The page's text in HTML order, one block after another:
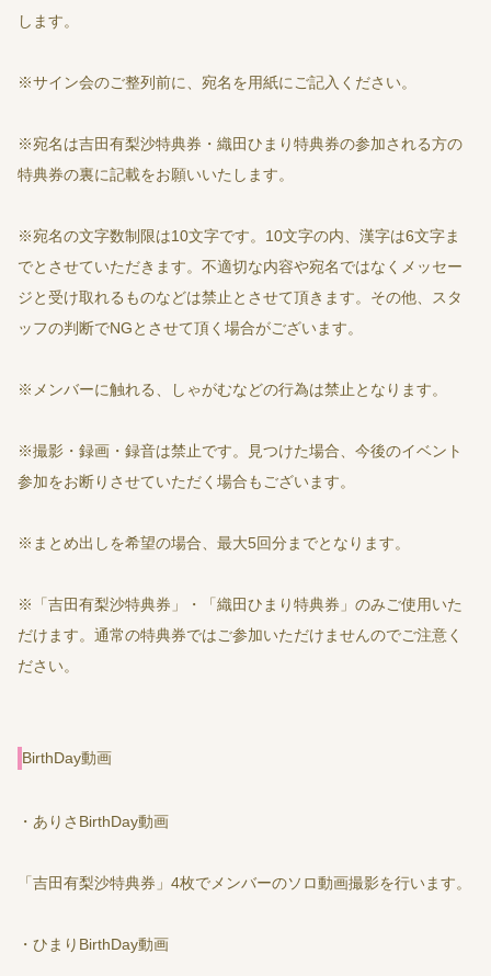
します。
※サイン会のご整列前に、宛名を用紙にご記入ください。
※宛名は吉田有梨沙特典券・織田ひまり特典券の参加される方の
特典券の裏に記載をお願いいたします。
※宛名の文字数制限は10文字です。10文字の内、漢字は6文字ま
でとさせていただきます。不適切な内容や宛名ではなくメッセー
ジと受け取れるものなどは禁止とさせて頂きます。その他、スタ
ッフの判断でNGとさせて頂く場合がございます。
※メンバーに触れる、しゃがむなどの行為は禁止となります。
※撮影・録画・録音は禁止です。見つけた場合、今後のイベント
参加をお断りさせていただく場合もございます。
※まとめ出しを希望の場合、最大5回分までとなります。
※「吉田有梨沙特典券」・「織田ひまり特典券」のみご使用いた
だけます。通常の特典券ではご参加いただけませんのでご注意く
ださい。
BirthDay動画
・ありさBirthDay動画
「吉田有梨沙特典券」4枚でメンバーのソロ動画撮影を行います。
・ひまりBirthDay動画